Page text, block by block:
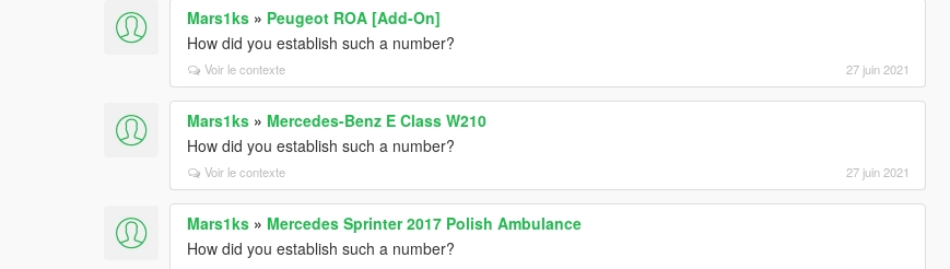
Mars1ks » Peugeot ROA [Add-On]
How did you establish such a number?
Voir le contexte 27 juin 2021
Mars1ks » Mercedes-Benz E Class W210
How did you establish such a number?
Voir le contexte 27 juin 2021
Mars1ks » Mercedes Sprinter 2017 Polish Ambulance
How did you establish such a number?